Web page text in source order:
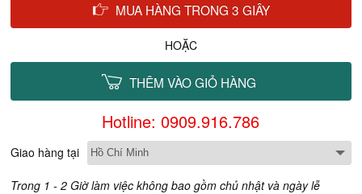
MUA HÀNG TRONG 3 GIÂY
HOẶC
THÊM VÀO GIỎ HÀNG
Hotline: 0909.916.786
Giao hàng tại
Trong 1 - 2 Giờ làm việc không bao gồm chủ nhật và ngày lễ